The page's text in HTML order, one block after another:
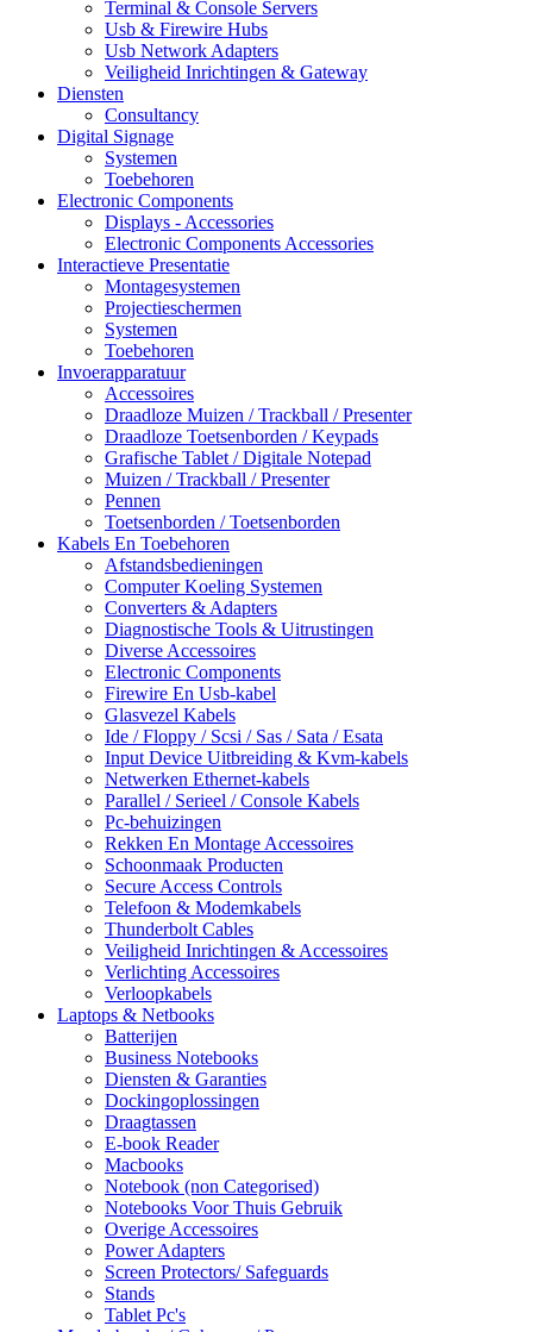
Terminal & Console Servers
Usb & Firewire Hubs
Usb Network Adapters
Veiligheid Inrichtingen & Gateway
Diensten
Consultancy
Digital Signage
Systemen
Toebehoren
Electronic Components
Displays - Accessories
Electronic Components Accessories
Interactieve Presentatie
Montagesystemen
Projectieschermen
Systemen
Toebehoren
Invoerapparatuur
Accessoires
Draadloze Muizen / Trackball / Presenter
Draadloze Toetsenborden / Keypads
Grafische Tablet / Digitale Notepad
Muizen / Trackball / Presenter
Pennen
Toetsenborden / Toetsenborden
Kabels En Toebehoren
Afstandsbedieningen
Computer Koeling Systemen
Converters & Adapters
Diagnostische Tools & Uitrustingen
Diverse Accessoires
Electronic Components
Firewire En Usb-kabel
Glasvezel Kabels
Ide / Floppy / Scsi / Sas / Sata / Esata
Input Device Uitbreiding & Kvm-kabels
Netwerken Ethernet-kabels
Parallel / Serieel / Console Kabels
Pc-behuizingen
Rekken En Montage Accessoires
Schoonmaak Producten
Secure Access Controls
Telefoon & Modemkabels
Thunderbolt Cables
Veiligheid Inrichtingen & Accessoires
Verlichting Accessoires
Verloopkabels
Laptops & Netbooks
Batterijen
Business Notebooks
Diensten & Garanties
Dockingoplossingen
Draagtassen
E-book Reader
Macbooks
Notebook (non Categorised)
Notebooks Voor Thuis Gebruik
Overige Accessoires
Power Adapters
Screen Protectors/ Safeguards
Stands
Tablet Pc's